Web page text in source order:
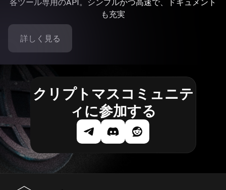
各ツール専用のAPI。シンプルかつ高速で、ドキュメント
も充実
詳しく見る
クリプトマスコミュニテ
ィに参加する